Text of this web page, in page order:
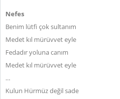
Nefes
Benim lütfi çok sultanım
Medet kıl mürüvvet eyle
Fedadır yoluna canım
Medet kıl mürüvvet eyle
…
Kulun Hürmüz değil sade